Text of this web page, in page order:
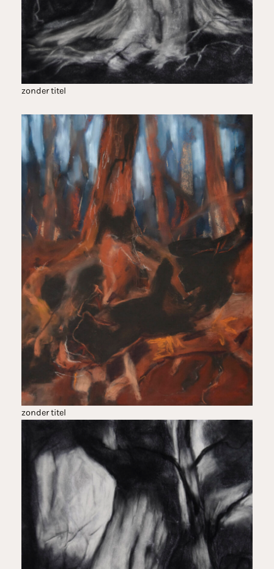
zonder titel
zonder titel